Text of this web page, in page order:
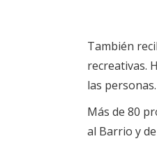
También
recreativas.
las personas.
Más de 80
al Barrio y